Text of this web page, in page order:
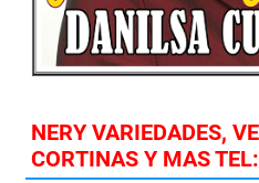
NERY VARIEDADES,
CORTINAS Y MAS